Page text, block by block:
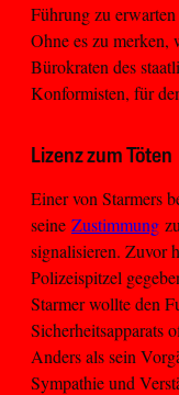
Führung zu
Ohne es zu
Bürokraten des
Konformisten, für
Lizenz zum Töten
Einer von Starmers
seine Zustimmung
signalisieren. Zuvor
Polizeispitzel
Starmer wollte den
Sicherheitsapparats
Anders als sein
Sympathie und